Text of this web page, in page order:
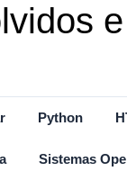
Python
Sistemas